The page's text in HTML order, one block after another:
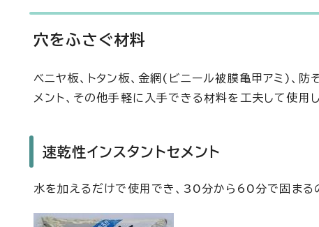
穴をふさぐ材料
ベニヤ板、トタン板、金網(ビニール被膜亀甲アミ)、
メント、その他手軽に入手できる材料を工夫して使用し
速乾性インスタントセメント
水を加えるだけで使用でき、30分から60分で固まる